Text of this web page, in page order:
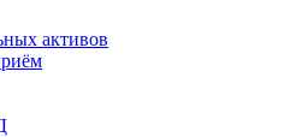
активов